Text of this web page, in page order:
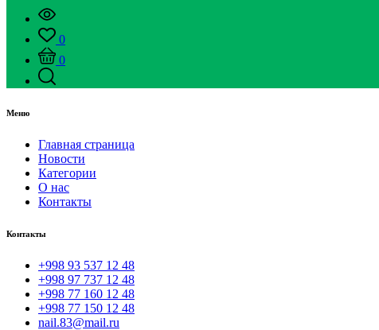
0
0
Меню
Главная страница
Новости
Категории
О нас
Контакты
Контакты
+998 93 537 12 48
+998 97 737 12 48
+998 77 160 12 48
+998 77 150 12 48
nail.83@mail.ru